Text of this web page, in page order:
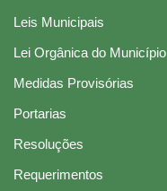
Leis Municipais
Lei Orgânica do Município
Medidas Provisórias
Portarias
Resoluções
Requerimentos